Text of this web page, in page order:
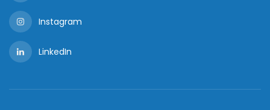
Instagram
LinkedIn